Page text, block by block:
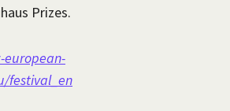
Prizes.
festival_en